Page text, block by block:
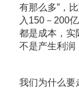
有那么多”，
入150－200
都是成本，实
不是产生利润
我们为什么要